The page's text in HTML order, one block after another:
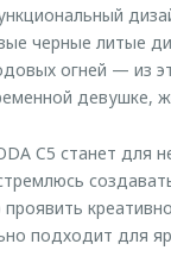
черные литые
огней — из
девушке,
C5 станет
подходит для